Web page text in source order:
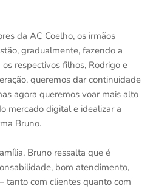
da AC Coelho, os irmãos
gradualmente, fazendo a
respectivos filhos, Rodrigo e
queremos dar continuidade
agora queremos voar mais alto
mercado digital e idealizar a
Bruno.
Bruno ressalta que é
bom atendimento,
tanto com clientes quanto com